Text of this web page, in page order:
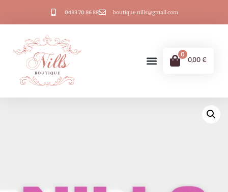
0483 70 86 88 boutique.nills@gmail.com
0
0,00 €